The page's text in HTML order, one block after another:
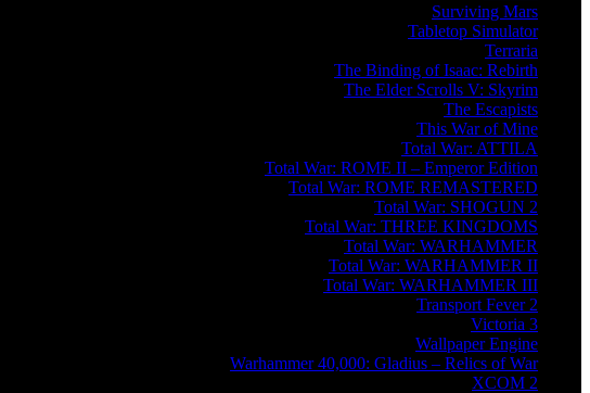
Surviving Mars
Tabletop Simulator
Terraria
The Binding of Isaac: Rebirth
The Elder Scrolls V: Skyrim
The Escapists
This War of Mine
Total War: ATTILA
Total War: ROME II – Emperor Edition
Total War: ROME REMASTERED
Total War: SHOGUN 2
Total War: THREE KINGDOMS
Total War: WARHAMMER
Total War: WARHAMMER II
Total War: WARHAMMER III
Transport Fever 2
Victoria 3
Wallpaper Engine
Warhammer 40,000: Gladius – Relics of War
XCOM 2